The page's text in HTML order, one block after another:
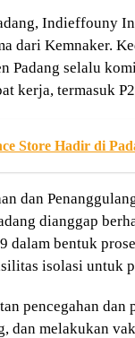
Indieffouny
dari Kemnaker.
Padang selalu
kerja, termasuk
Store Hadir di
dan
dianggap
dalam bentuk
isolasi untuk
pencegahan
dan melakukan